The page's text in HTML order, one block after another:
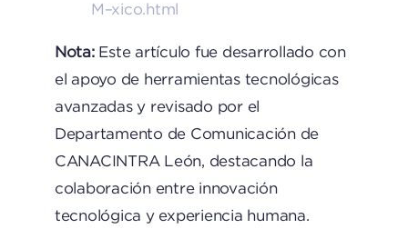
M–xico.html
Nota:Este artículo fue desarrollado con
el apoyo de herramientas tecnológicas
avanzadas y revisado por el
Departamento de Comunicación de
CANACINTRA León, destacando la
colaboración entre innovación
tecnológica y experiencia humana.